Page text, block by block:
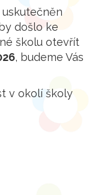
došlo ke
školu otevřít
, budeme Vás
v okolí školy